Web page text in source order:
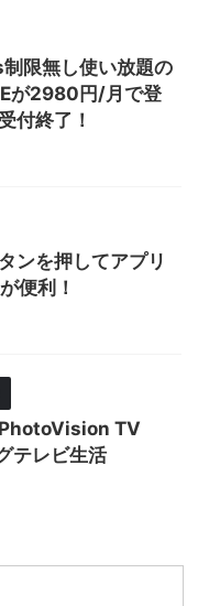
限無し使い放題の
が2980円/月で登
付終了！
ンを押してアプリ
便利！
TV
テレビ生活